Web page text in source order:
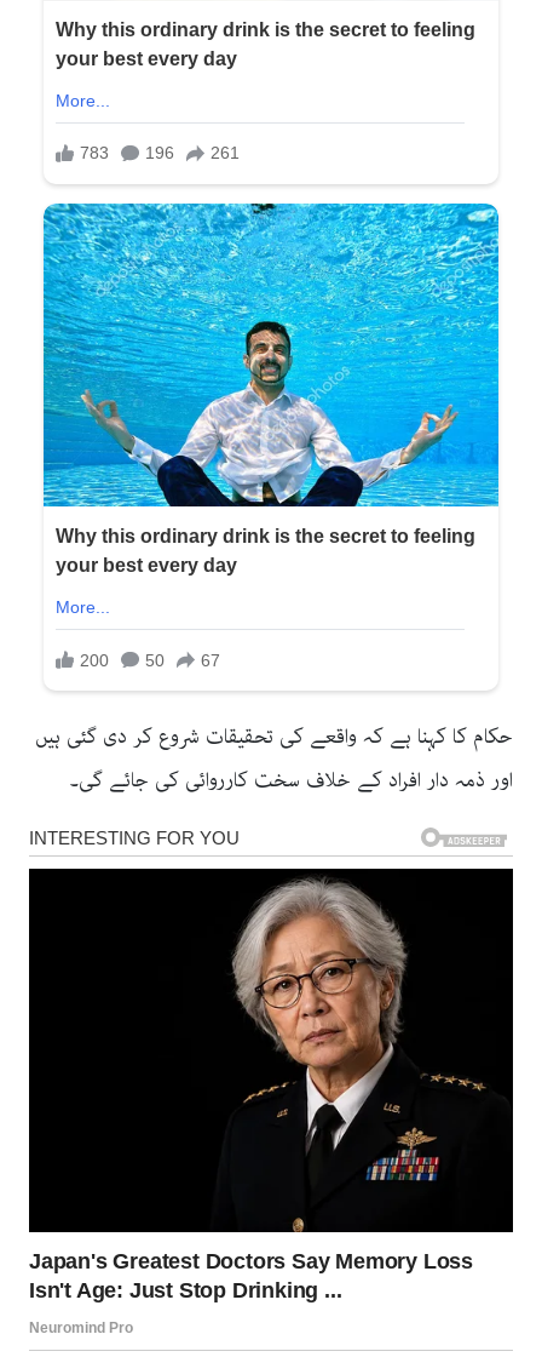
حکام کا کہنا ہے کہ واقعے کی تحقیقات شروع کر دی گئی ہیں
اور ذمہ دار افراد کے خلاف سخت کارروائی کی جائے گی۔